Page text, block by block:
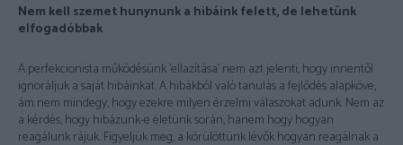
Nem kell szemet hunynunk a hibáink felett, de lehetünk
elfogadóbbak
A perfekcionista működésünk ’ellazítása’ nem azt jelenti, hogy innentől
ignoráljuk a saját hibáinkat. A hibákból való tanulás a fejlődés alapköve,
ám nem mindegy, hogy ezekre milyen érzelmi válaszokat adunk. Nem az
a kérdés, hogy hibázunk-e életünk során, hanem hogy hogyan
reagálunk rájuk. Figyeljük meg, a körülöttünk lévők hogyan reagálnak a